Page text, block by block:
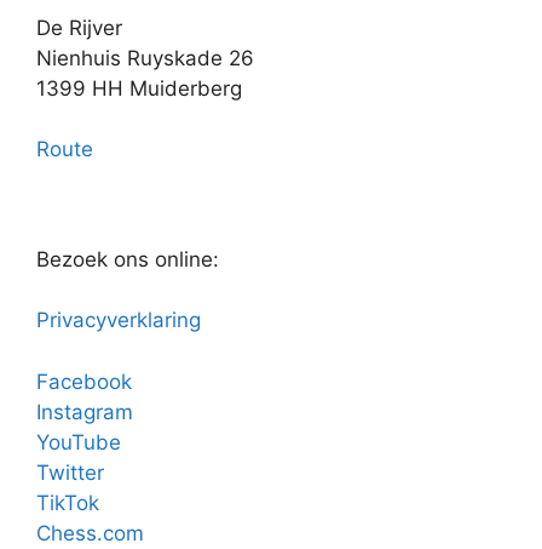
De Rijver
Nienhuis Ruyskade 26
1399 HH Muiderberg
Route
Bezoek ons online:
Privacyverklaring
Facebook
Instagram
YouTube
Twitter
TikTok
Chess.com